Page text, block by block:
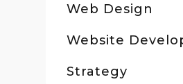
Web Design
Website
Strategy